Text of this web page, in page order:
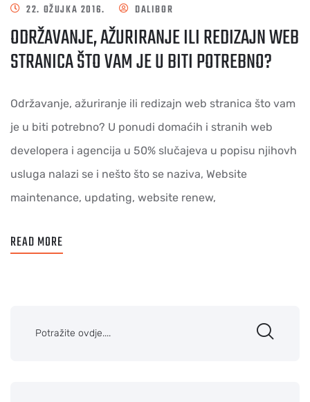
22. OŽUJKA 2016. DALIBOR
ODRŽAVANJE, AŽURIRANJE ILI REDIZAJN WEB
STRANICA ŠTO VAM JE U BITI POTREBNO?
Održavanje, ažuriranje ili redizajn web stranica što vam
je u biti potrebno? U ponudi domaćih i stranih web
developera i agencija u 50% slučajeva u popisu njihovh
usluga nalazi se i nešto što se naziva, Website
maintenance, updating, website renew,
READ MORE